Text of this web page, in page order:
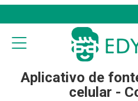
Aplicativo de
celular -